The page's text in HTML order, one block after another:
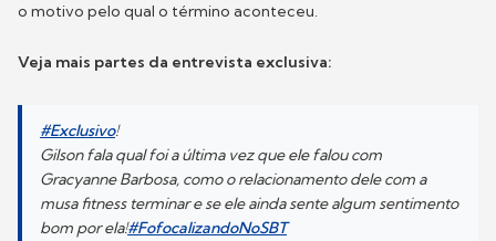
o motivo pelo qual o término aconteceu.
Veja mais partes da entrevista exclusiva:
#Exclusivo!
Gilson fala qual foi a última vez que ele falou com
Gracyanne Barbosa, como o relacionamento dele com a
musa fitness terminar e se ele ainda sente algum sentimento
bom por ela!#FofocalizandoNoSBT